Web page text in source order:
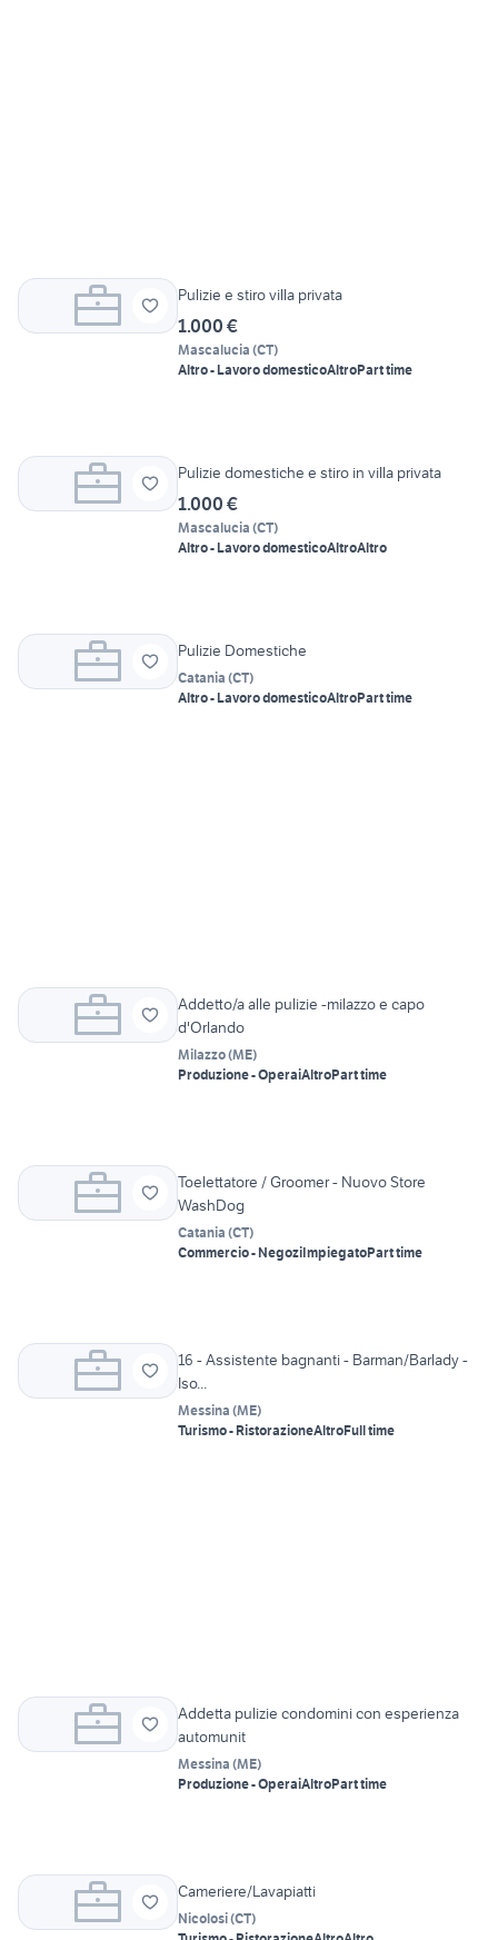
Pulizie e stiro villa privata
1.000 €
Mascalucia (CT)
Altro - Lavoro domesticoAltroPart time
Pulizie domestiche e stiro in villa privata
1.000 €
Mascalucia (CT)
Altro - Lavoro domesticoAltroAltro
Pulizie Domestiche
Catania (CT)
Altro - Lavoro domesticoAltroPart time
Addetto/a alle pulizie -milazzo e capo
d'Orlando
Milazzo(ME)
Produzione - OperaiAltroPart time
Toelettatore / Groomer - Nuovo Store
WashDog
Catania (CT)
Commercio - NegoziImpiegatoPart time
16 - Assistente bagnanti - Barman/Barlady -
Iso...
Messina (ME)
Turismo - RistorazioneAltroFull time
Addetta pulizie condomini con esperienza
automunit
Messina (ME)
Produzione - OperaiAltroPart time
Cameriere/Lavapiatti
Nicolosi(CT)